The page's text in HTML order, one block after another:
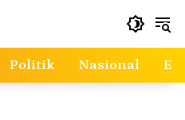
Politik Nasional